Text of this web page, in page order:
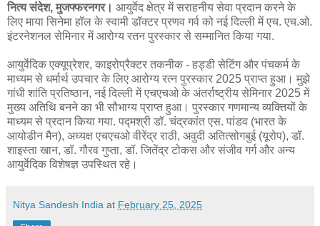
नित्य संदेश, मुजफ्फरनगर। आयुर्वेद क्षेत्र में सराहनीय सेवा प्रदान करने के
लिए माया सिनेमा हॉल के स्वामी डॉक्टर प्रणव गर्व को नई दिल्ली में एच. एच.ओ.
इंटरनेशनल सेमिनार में आरोग्य रतन पुरस्कार से सम्मानित किया गया.
आयुर्वेदिक एक्यूप्रेशर, काइरोप्रैक्टर तकनीक - हड्डी सेटिंग और पंचकर्म के
माध्यम से धर्मार्थ उपचार के लिए आरोग्य रत्न पुरस्कार 2025 प्राप्त हुआ। मुझे
गांधी शांति प्रतिष्ठान, नई दिल्ली में एचएचओ के अंतर्राष्ट्रीय सेमिनार 2025 में
मुख्य अतिथि बनने का भी सौभाग्य प्राप्त हुआ। पुरस्कार गणमान्य व्यक्तियों के
माध्यम से प्रदान किया गया. पद्मश्री डॉ. चंद्रकांत एस. पांडव (भारत के
आयोडीन मैन), अध्यक्ष एचएचओ वीरेंद्र राठी, अवुदी अतित्सोगबुई (यूरोप), डॉ.
शाइस्ता खान, डॉ. गौरव गुप्ता, डॉ. जितेंद्र टोकस और संजीव गर्ग और अन्य
आयुर्वेदिक विशेषज्ञ उपस्थित रहे।
Nitya Sandesh India at February 25, 2025